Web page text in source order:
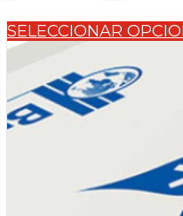
SELECCIONAR